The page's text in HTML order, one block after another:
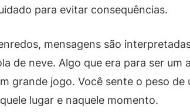
para evitar consequências.
mensagens são
de neve. Algo que era para ser um
grande jogo. Você sente o peso
lugar e naquele momento.